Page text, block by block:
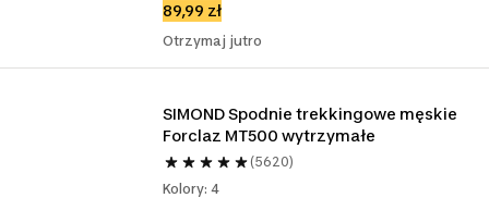
89,99 zł
Otrzymaj jutro
SIMOND Spodnie trekkingowe męskie
(5620)
Kolory: 4